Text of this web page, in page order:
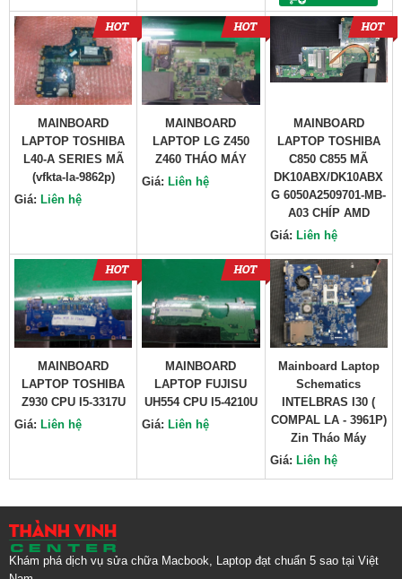
MAINBOARD
LAPTOP TOSHIBA
L40-A SERIES MÃ
(vfkta-la-9862p)
Giá: Liên hệ
MAINBOARD
LAPTOP LG Z450
Z460 THÁO MÁY
Giá: Liên hệ
MAINBOARD
LAPTOP TOSHIBA
C850 C855 MÃ
DK10ABX/DK10ABX
G 6050A2509701-MB-
A03 CHÍP AMD
Giá: Liên hệ
MAINBOARD
LAPTOP TOSHIBA
Z930 CPU I5-3317U
Giá: Liên hệ
MAINBOARD
LAPTOP FUJISU
UH554 CPU I5-4210U
Giá: Liên hệ
Mainboard Laptop
Schematics
INTELBRAS I30 (
COMPAL LA - 3961P)
Zin Tháo Máy
Giá: Liên hệ
Khám phá dịch vụ sửa chữa Macbook, Laptop đạt chuẩn 5 sao tại Việt